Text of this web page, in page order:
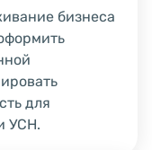
бизнеса
для
УСН.